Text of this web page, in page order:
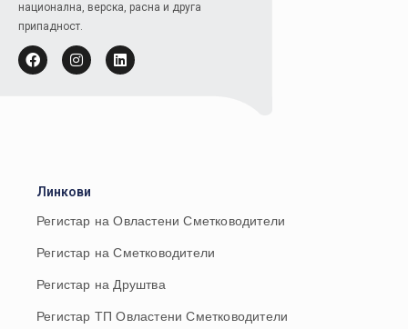
национална, верска, расна и друга
припадност.
Линкови
Регистар на Овластени Сметководители
Регистар на Сметководители
Регистар на Друштва
Регистар ТП Овластени Сметководители